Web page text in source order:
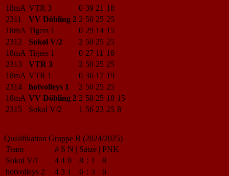
18mA VTR 3 0 39 21 18
2311
VV Döbling 2 2 50 25 25
18mA Tigers 1 0 29 14 15
2312
Sokol V/2 2 50 25 25
18mA Tigers 1 0 27 11 16
2313
VTR 3 2 50 25 25
18mA VTR 1 0 36 17 19
2314
hotvolleys 1 2 50 25 25
18mA VV Döbling 2 2 58 25 18 15
2315
Sokol V/2 1 56 23 25 8
Qualifikation Gruppe B (2024/2025)
Team
# S N | Sätze | PNK
Sokol V/1
4 4 0 8 : 1
8
hotvolleys 2
4 3 1 6 : 3
6